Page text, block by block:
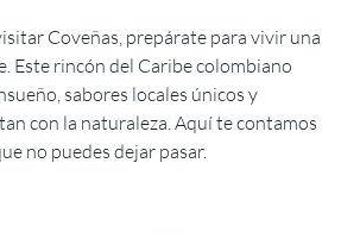
Coveñas, prepárate para vivir una
Este rincón del Caribe colombiano
sabores locales únicos y
con la naturaleza. Aquí te contamos
no puedes dejar pasar.